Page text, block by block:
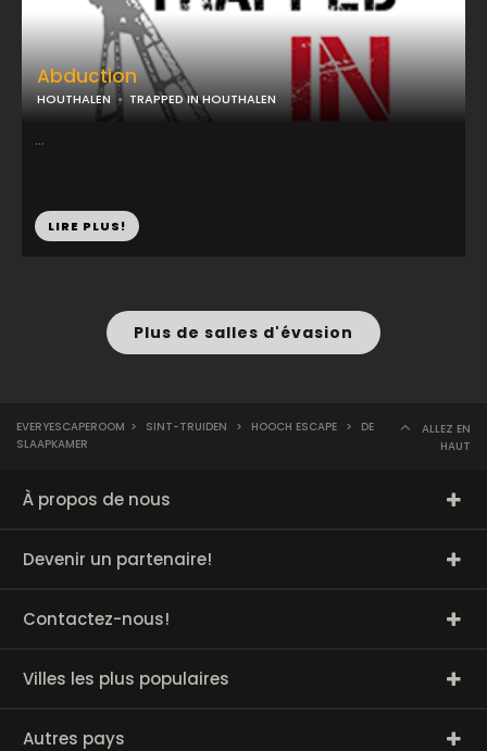
Abduction
HOUTHALEN TRAPPED IN HOUTHALEN
...
LIRE PLUS!
Plus de salles d'évasion
EVERYESCAPEROOM > SINT-TRUIDEN > HOOCH ESCAPE >
DE
SLAAPKAMER
ALLEZ EN
HAUT
À propos de nous
Devenir un partenaire!
Contactez-nous!
Villes les plus populaires
Autres pays